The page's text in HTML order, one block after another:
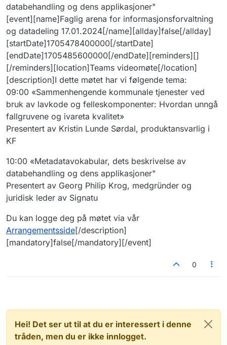
databehandling og dens applikasjoner"
[event][name]Faglig arena for informasjonsforvaltning
og datadeling 17.01.2024[/name][allday]false[/allday]
[startDate]1705478400000[/startDate]
[endDate]1705485600000[/endDate][reminders][]
[/reminders][location]Teams videomøte[/location]
[description]I dette møtet har vi følgende tema:
09:00 «Sammenhengende kommunale tjenester ved
bruk av lavkode og felleskomponenter: Hvordan unngå
fallgruvene og ivareta kvalitet»
Presentert av Kristin Lunde Sørdal, produktansvarlig i
KF
10:00 «Metadatavokabular, dets beskrivelse av
databehandling og dens applikasjoner"
Presentert av Georg Philip Krog, medgründer og
juridisk leder av Signatu
Du kan logge deg på møtet via vår
Arrangementsside[/description]
[mandatory]false[/mandatory][/event]
0
Hei! Det ser ut til at du er interessert i denne
tråden, men du er ikke innlogget.